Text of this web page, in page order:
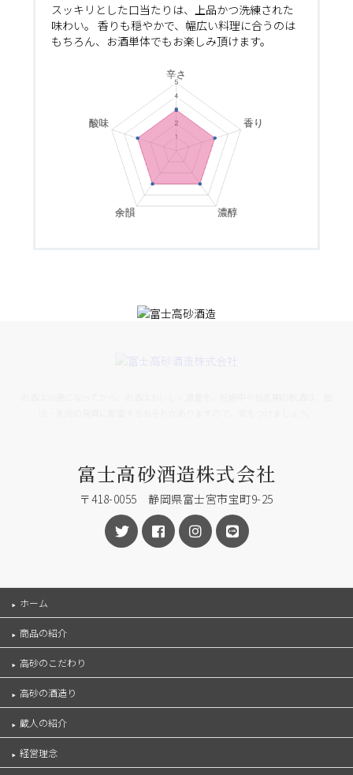
スッキリとした口当たりは、上品かつ洗練された
味わい。 香りも穏やかで、幅広い料理に合うのは
もちろん、お酒単体でもお楽しみ頂けます。
富士高砂酒造株式会社
〒418-0055 静岡県富士宮市宝町9-25
ホーム
商品の紹介
高砂のこだわり
高砂の酒造り
蔵人の紹介
経営理念